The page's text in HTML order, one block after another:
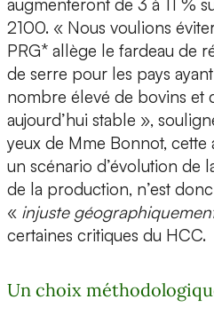
augmenteront de 3 à 11 %
2100. « Nous voulions
PRG* allège le fardeau de
de serre pour les pays
nombre élevé de bovins et
aujourd’hui stable »,
yeux de Mme Bonnot,
un scénario d’évolution de
de la production, n’est
« injuste
certaines critiques du HCC.
Un choix